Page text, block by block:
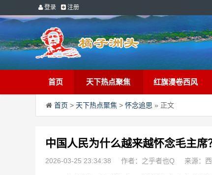
登录 注册
首页 天下热点聚焦 红旗漫卷西风
首页 > 天下热点聚焦 > 怀念追思 » 正文
中国人民为什么越来越怀念毛主席
2026-03-25 23:34:38 作者：之乎者也Q 来源：